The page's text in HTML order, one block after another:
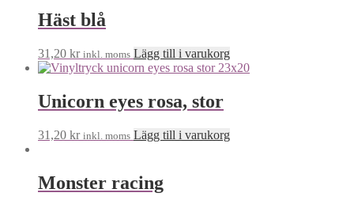
Häst blå
31,20 kr inkl. moms Lägg till i varukorg
Unicorn eyes rosa, stor
31,20 kr inkl. moms Lägg till i varukorg
Monster racing